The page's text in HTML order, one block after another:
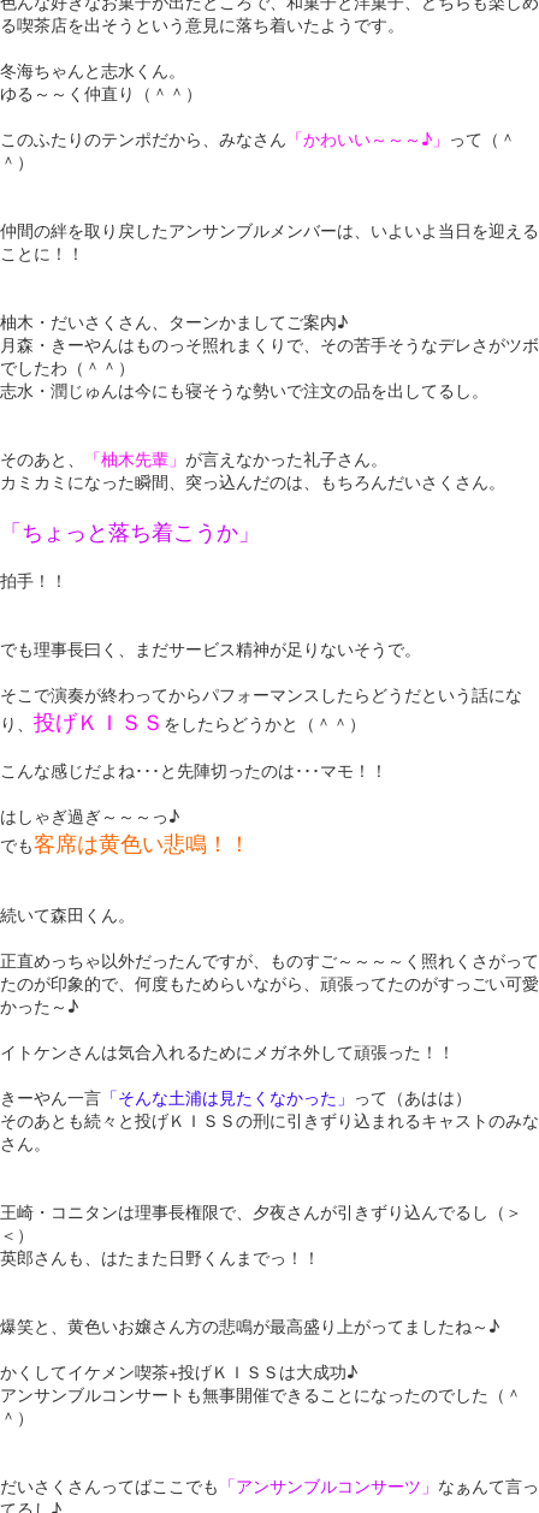
る喫茶店を出そうという意見に落ち着いたようです。
冬海ちゃんと志水くん。
ゆる～～く仲直り（＾＾）
このふたりのテンポだから、みなさん 「かわいい～～～♪」 って（＾
＾）
仲間の絆を取り戻したアンサンブルメンバーは、いよいよ当日を迎える
ことに！！
柚木・だいさくさん、ターンかましてご案内♪
月森・きーやんはものっそ照れまくりで、その苦手そうなデレさがツボ
でしたわ（＾＾）
志水・潤じゅんは今にも寝そうな勢いで注文の品を出してるし。
そのあと、 「柚木先輩」 が言えなかった礼子さん。
カミカミになった瞬間、突っ込んだのは、もちろんだいさくさん。
「ちょっと落ち着こうか」
拍手！！
でも理事長曰く、まだサービス精神が足りないそうで。
そこで演奏が終わってからパフォーマンスしたらどうだという話にな
り、 投げＫＩＳＳ をしたらどうかと（＾＾）
こんな感じだよね･･･と先陣切ったのは･･･マモ！！
はしゃぎ過ぎ～～～っ♪
でも客席は黄色い悲鳴！！
続いて森田くん。
正直めっちゃ以外だったんですが、ものすご～～～～く照れくさがって
たのが印象的で、何度もためらいながら、頑張ってたのがすっごい可愛
かった～♪
イトケンさんは気合入れるためにメガネ外して頑張った！！
きーやん一言 「そんな土浦は見たくなかった」 って（あはは）
そのあとも続々と投げＫＩＳＳの刑に引きずり込まれるキャストのみな
さん。
王崎・コニタンは理事長権限で、夕夜さんが引きずり込んでるし（＞
＜）
英郎さんも、はたまた日野くんまでっ！！
爆笑と、黄色いお嬢さん方の悲鳴が最高盛り上がってましたね～♪
かくしてイケメン喫茶+投げＫＩＳＳは大成功♪
アンサンブルコンサートも無事開催できることになったのでした（＾
＾）
だいさくさんってばここでも 「アンサンブルコンサーツ」 なぁんて言っ
てるし♪